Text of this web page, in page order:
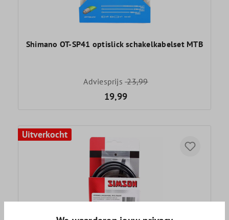
Shimano OT-SP41 optislick schakelkabelset MTB
Adviesprijs23,99
19,99
Uitverkocht